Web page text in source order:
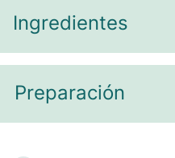
Ingredientes
Preparación